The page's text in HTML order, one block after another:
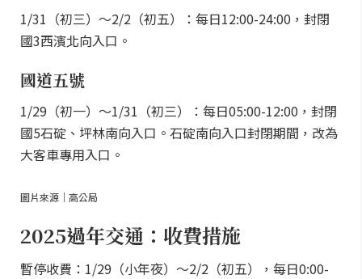
1/31（初三）～2/2（初五）：每日12:00-24:00，封閉
國3西濱北向入口。
國道五號
1/29（初一）～1/31（初三）：每日05:00-12:00，封閉
國5石碇、坪林南向入口。石碇南向入口封閉期間，改為
大客車專用入口。
圖片來源｜高公局
2025過年交通：收費措施
暫停收費：1/29（小年夜）～2/2（初五），每日0:00-